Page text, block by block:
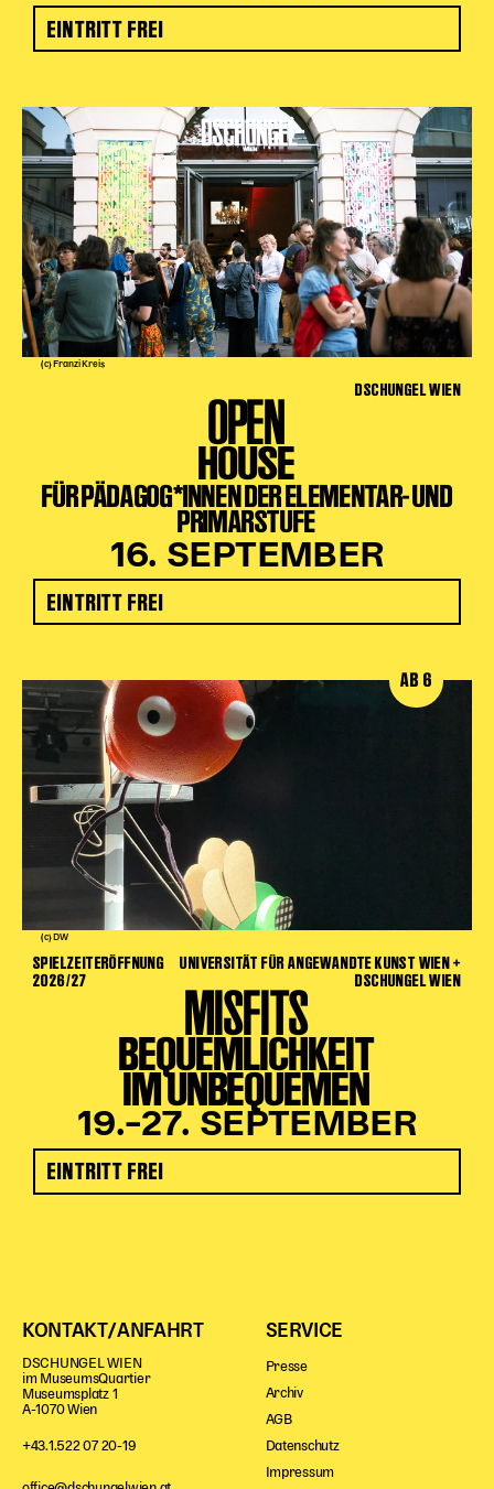
EINTRITT FREI
(c) Franzi Kreis
DSCHUNGEL WIEN
OPEN
HOUSE
FÜR PÄDAGOG*INNEN DER ELEMENTAR- UND
PRIMARSTUFE
16. SEPTEMBER
EINTRITT FREI
(c) DW
AB 6
SPIELZEITERÖFFNUNG
2026/27
UNIVERSITÄT FÜR ANGEWANDTE KUNST WIEN +
DSCHUNGEL WIEN
MISFITS
BEQUEMLICHKEIT
IM UNBEQUEMEN
19.–27. SEPTEMBER
EINTRITT FREI
KONTAKT/ANFAHRT
DSCHUNGEL WIEN
im MuseumsQuartier
Museumsplatz 1
A-1070 Wien
+43.1.522 07 20-19
SERVICE
Presse
Archiv
AGB
Datenschutz
Impressum